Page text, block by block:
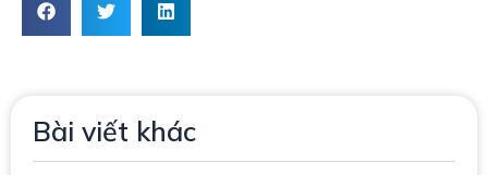
Bài viết khác